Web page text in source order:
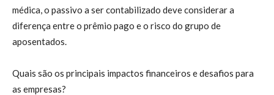
médica, o passivo a ser contabilizado deve considerar a
diferença entre o prêmio pago e o risco do grupo de
aposentados.
Quais são os principais impactos financeiros e desafios para
as empresas?